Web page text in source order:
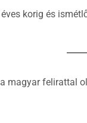
korig és
magyar felirattal